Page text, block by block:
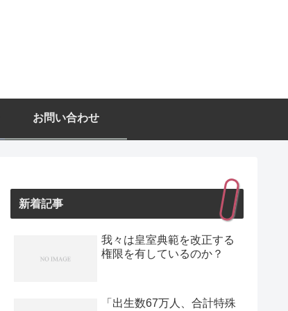
お問い合わせ
新着記事
我々は皇室典範を改正する
権限を有しているのか？
「出生数67万人、合計特殊